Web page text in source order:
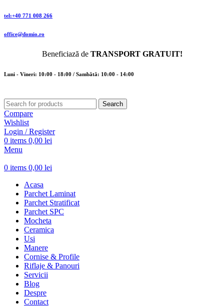
tel:+40 771 008 266
office@domio.ro
Beneficiază de TRANSPORT GRATUIT!
Luni - Vineri: 10:00 - 18:00 / Sambătă: 10:00 - 14:00
Search
Compare
Wishlist
Login / Register
0 items 0,00 lei
Menu
0 items 0,00 lei
Acasa
Parchet Laminat
Parchet Stratificat
Parchet SPC
Mocheta
Ceramica
Usi
Manere
Cornise & Profile
Riflaje & Panouri
Servicii
Blog
Despre
Contact